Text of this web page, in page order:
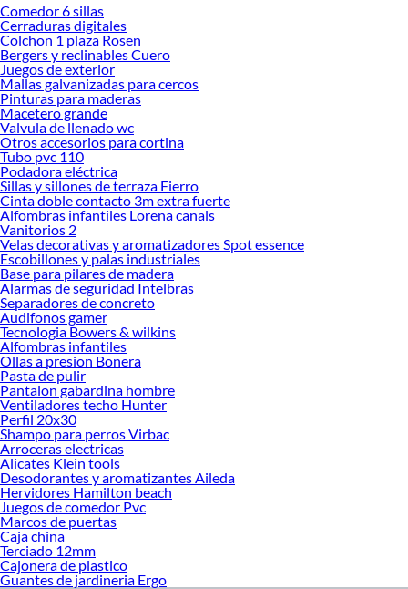
Comedor 6 sillas
Cerraduras digitales
Colchon 1 plaza Rosen
Bergers y reclinables Cuero
Juegos de exterior
Mallas galvanizadas para cercos
Pinturas para maderas
Macetero grande
Valvula de llenado wc
Otros accesorios para cortina
Tubo pvc 110
Podadora eléctrica
Sillas y sillones de terraza Fierro
Cinta doble contacto 3m extra fuerte
Alfombras infantiles Lorena canals
Vanitorios 2
Velas decorativas y aromatizadores Spot essence
Escobillones y palas industriales
Base para pilares de madera
Alarmas de seguridad Intelbras
Separadores de concreto
Audifonos gamer
Tecnologia Bowers & wilkins
Alfombras infantiles
Ollas a presion Bonera
Pasta de pulir
Pantalon gabardina hombre
Ventiladores techo Hunter
Perfil 20x30
Shampo para perros Virbac
Arroceras electricas
Alicates Klein tools
Desodorantes y aromatizantes Aileda
Hervidores Hamilton beach
Juegos de comedor Pvc
Marcos de puertas
Caja china
Terciado 12mm
Cajonera de plastico
Guantes de jardineria Ergo